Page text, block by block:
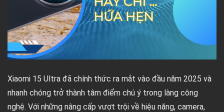
Xiaomi 15 Ultra đã chính thức ra mắt vào đầu năm 2025 và
nhanh chóng trở thành tâm điểm chú ý trong làng công
nghệ. Với những nâng cấp vượt trội về hiệu năng, camera,